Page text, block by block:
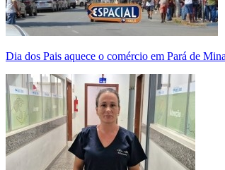
Dia dos Pais aquece o comércio em Pará de